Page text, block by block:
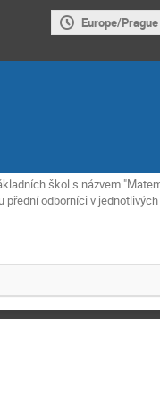
Europe/Prague
škol s názvem
přední odborníci v